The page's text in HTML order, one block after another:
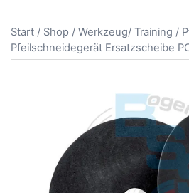
Start / Shop / Werkzeug/ Training /
Pfeilschneidegerät Ersatzscheibe